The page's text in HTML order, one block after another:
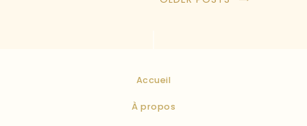
Accueil
À propos